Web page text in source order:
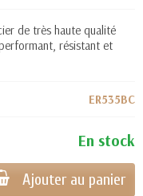
de très haute qualité
résistant et
ER535BC
En stock
Ajouter au panier